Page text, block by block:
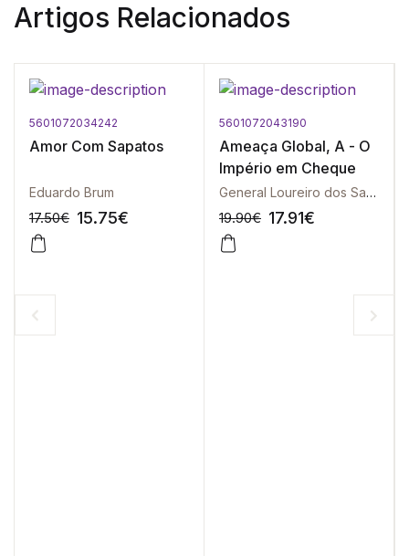
Artigos Relacionados
5601072034242
Amor Com Sapatos
Eduardo Brum
17.50€ 15.75€
-10%
5601072043190
Ameaça Global, A - O
Império em Cheque
General Loureiro dos Santos
19.90€ 17.91€